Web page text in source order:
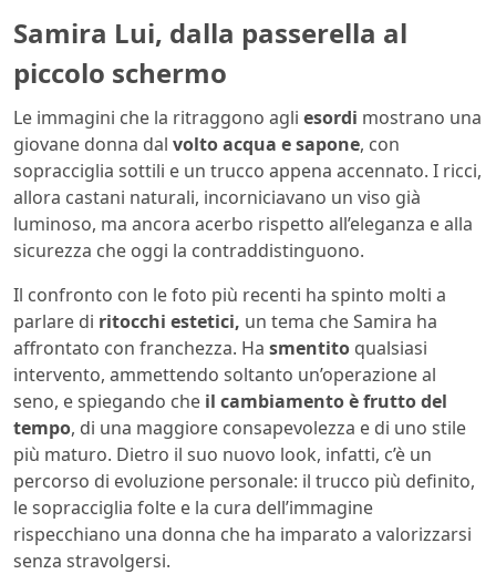
Samira Lui, dalla passerella al
piccolo schermo
Le immagini che la ritraggono agli esordi mostrano una
giovane donna dal volto acqua e sapone, con
sopracciglia sottili e un trucco appena accennato. I ricci,
allora castani naturali, incorniciavano un viso già
luminoso, ma ancora acerbo rispetto all’eleganza e alla
sicurezza che oggi la contraddistinguono.
Il confronto con le foto più recenti ha spinto molti a
parlare di ritocchi estetici, un tema che Samira ha
affrontato con franchezza. Ha smentito qualsiasi
intervento, ammettendo soltanto un’operazione al
seno, e spiegando che il cambiamento è frutto del
tempo, di una maggiore consapevolezza e di uno stile
più maturo. Dietro il suo nuovo look, infatti, c’è un
percorso di evoluzione personale: il trucco più definito,
le sopracciglia folte e la cura dell’immagine
rispecchiano una donna che ha imparato a valorizzarsi
senza stravolgersi.